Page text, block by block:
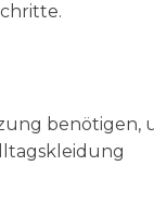
benötigen,